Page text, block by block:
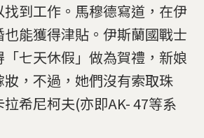
到工作。馬穆德寫道，在伊
能獲得津貼。伊斯蘭國戰士
七天休假」做為賀禮，新娘
，不過，她們沒有索取珠
希尼柯夫(亦即AK- 47等系